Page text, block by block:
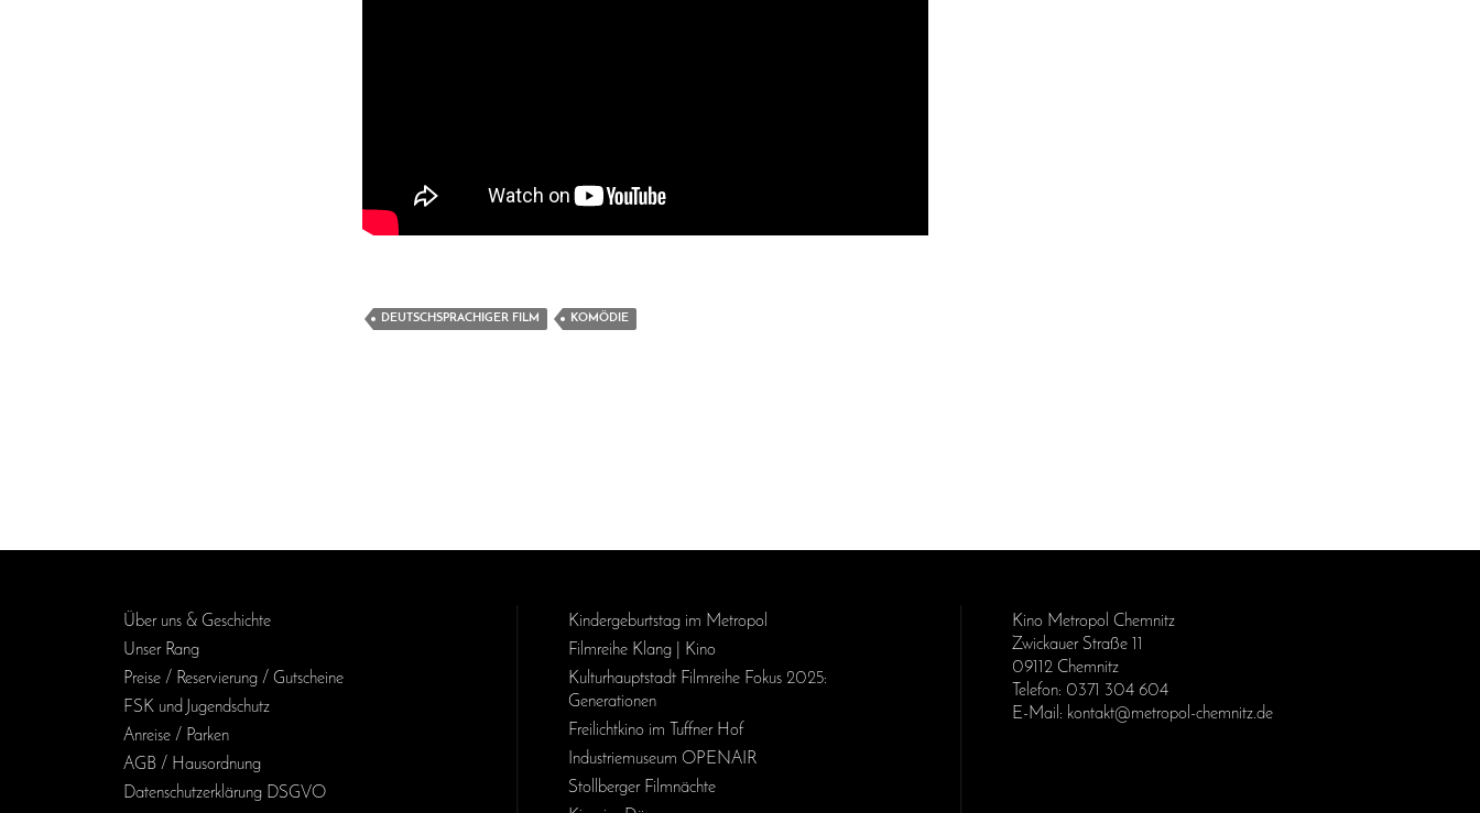
DEUTSCHSPRACHIGER FILM KOMÖDIE
Über uns & Geschichte
Unser Rang
Preise / Reservierung / Gutscheine
FSK und Jugendschutz
Anreise / Parken
AGB / Haus­ordnung
Daten­schutz­erklärung DSGVO
Kinder­geburts­tag im Metropol
Filmreihe Klang | Kino
Kulturhauptstadt Filmreihe Fokus 2025:
Generationen
Freilichtkino im Tuffner Hof
Industriemuseum OPENAIR
Stollberger Filmnächte
Kino Metropol Chemnitz
Zwickauer Straße 11
09112 Chemnitz
Telefon: 0371 304 604
E-Mail: kontakt@metropol-chemnitz.de